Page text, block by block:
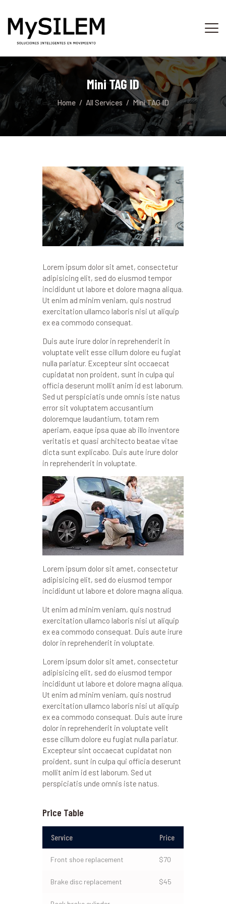
Mini TAG ID
Home All Services Mini TAG ID
INICIO
SERVICIOS
ACERCA DE
TIENDA
PLATAFORMA
CONTACTO
Lorem ipsum dolor sit amet, consectetur
adipisicing elit, sed do eiusmod tempor
incididunt ut labore et dolore magna aliqua.
Ut enim ad minim veniam, quis nostrud
exercitation ullamco laboris nisi ut aliquip
ex ea commodo consequat.
Duis aute irure dolor in reprehenderit in
voluptate velit esse cillum dolore eu fugiat
nulla pariatur. Excepteur sint occaecat
cupidatat non proident, sunt in culpa qui
officia deserunt mollit anim id est laborum.
Sed ut perspiciatis unde omnis iste natus
error sit voluptatem accusantium
doloremque laudantium, totam rem
aperiam, eaque ipsa quae ab illo inventore
veritatis et quasi architecto beatae vitae
dicta sunt explicabo. Duis aute irure dolor
in reprehenderit in voluptate.
Lorem ipsum dolor sit amet, consectetur
adipisicing elit, sed do eiusmod tempor
incididunt ut labore et dolore magna aliqua.
Ut enim ad minim veniam, quis nostrud
exercitation ullamco laboris nisi ut aliquip
ex ea commodo consequat. Duis aute irure
dolor in reprehenderit in voluptate.
Lorem ipsum dolor sit amet, consectetur
adipisicing elit, sed do eiusmod tempor
incididunt ut labore et dolore magna aliqua.
Ut enim ad minim veniam, quis nostrud
exercitation ullamco laboris nisi ut aliquip
ex ea commodo consequat. Duis aute irure
dolor in reprehenderit in voluptate velit
esse cillum dolore eu fugiat nulla pariatur.
Excepteur sint occaecat cupidatat non
proident, sunt in culpa qui officia deserunt
mollit anim id est laborum. Sed ut
perspiciatis unde omnis iste natus.
Price Table
Service Price
Front shoe replacement $70
Brake disc replacement $45